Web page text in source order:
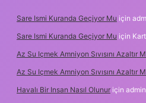
Sare Ismi Kuranda Geçiyor Mu için
Sare Ismi Kuranda Geçiyor Mu için
Az Su Içmek Amniyon Sıvısını Azaltır
Az Su Içmek Amniyon Sıvısını Azaltır
Havalı Bir Insan Nasıl Olunur için admin